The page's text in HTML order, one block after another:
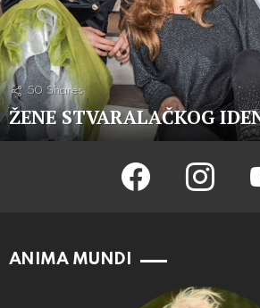
50 Shares
ŽENE STVARALAČKOG
facebook instagram
ANIMA MUNDI